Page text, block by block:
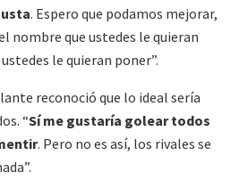
. Espero que podamos mejorar,
nombre que ustedes le quieran
le quieran poner”.
reconoció que lo ideal sería
“Sí me gustaría golear todos
. Pero no es así, los rivales se